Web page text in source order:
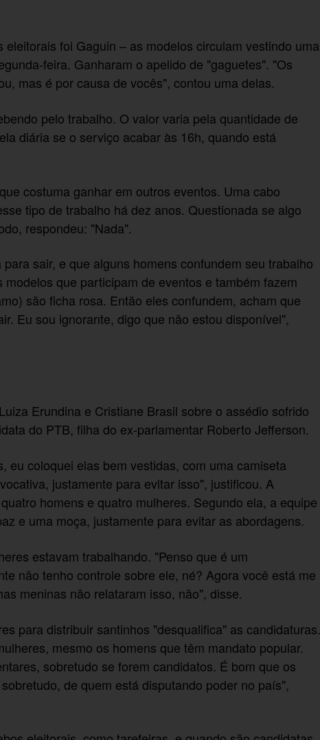
foi Gaguin – as modelos circulam vestindo uma
feira. Ganharam o apelido de "gaguetes". "Os
mas é por causa de vocês", contou uma delas.
pelo trabalho. O valor varia pela quantidade de
diária se o serviço acabar às 16h, quando está
costuma ganhar em outros eventos. Uma cabo
tipo de trabalho há dez anos. Questionada se algo
respondeu: "Nada".
sair, e que alguns homens confundem seu trabalho
que participam de eventos e também fazem
são ficha rosa. Então eles confundem, acham que
Eu sou ignorante, digo que não estou disponível",
Erundina e Cristiane Brasil sobre o assédio sofrido
do PTB, filha do ex-parlamentar Roberto Jefferson.
eu coloquei elas bem vestidas, com uma camiseta
justamente para evitar isso", justificou. A
homens e quatro mulheres. Segundo ela, a equipe
e uma moça, justamente para evitar as abordagens.
estavam trabalhando. "Penso que é um
não tenho controle sobre ele, né? Agora você está me
meninas não relataram isso, não", disse.
para distribuir santinhos "desqualifica" as candidaturas.
mesmo os homens que têm mandato popular.
sobretudo se forem candidatos. É bom que os
de quem está disputando poder no país",